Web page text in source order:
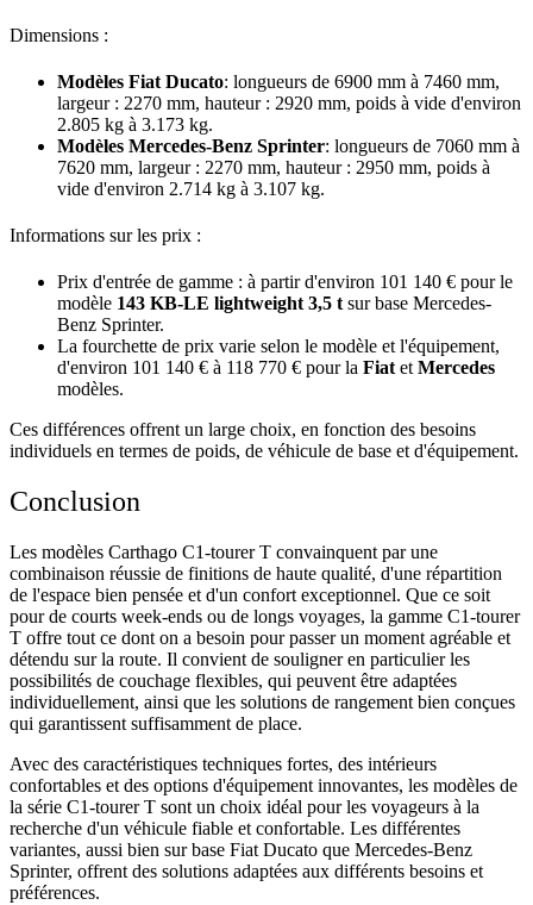
Dimensions :
Modèles Fiat Ducato: longueurs de 6900 mm à 7460 mm,
largeur : 2270 mm, hauteur : 2920 mm, poids à vide d'environ
2.805 kg à 3.173 kg.
Modèles Mercedes-Benz Sprinter: longueurs de 7060 mm à
7620 mm, largeur : 2270 mm, hauteur : 2950 mm, poids à
vide d'environ 2.714 kg à 3.107 kg.
Informations sur les prix :
Prix d'entrée de gamme : à partir d'environ 101 140 € pour le
modèle 143 KB-LE lightweight 3,5 tsur base Mercedes-
Benz Sprinter.
La fourchette de prix varie selon le modèle et l'équipement,
d'environ 101 140 € à 118 770 € pour la FiatetMercedes
modèles.
Ces différences offrent un large choix, en fonction des besoins
individuels en termes de poids, de véhicule de base et d'équipement.
Conclusion
Les modèles Carthago C1-tourer T convainquent par une
combinaison réussie de finitions de haute qualité, d'une répartition
de l'espace bien pensée et d'un confort exceptionnel. Que ce soit
pour de courts week-ends ou de longs voyages, la gamme C1-tourer
T offre tout ce dont on a besoin pour passer un moment agréable et
détendu sur la route. Il convient de souligner en particulier les
possibilités de couchage flexibles, qui peuvent être adaptées
individuellement, ainsi que les solutions de rangement bien conçues
qui garantissent suffisamment de place.
Avec des caractéristiques techniques fortes, des intérieurs
confortables et des options d'équipement innovantes, les modèles de
la série C1-tourer T sont un choix idéal pour les voyageurs à la
recherche d'un véhicule fiable et confortable. Les différentes
variantes, aussi bien sur base Fiat Ducato que Mercedes-Benz
Sprinter, offrent des solutions adaptées aux différents besoins et
préférences.